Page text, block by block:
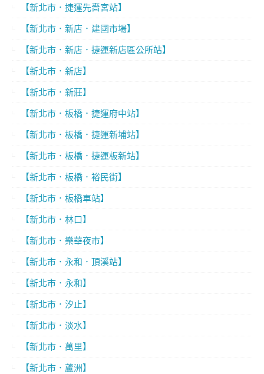
【新北市．捷運先嗇宮站】
【新北市．新店．建國市場】
【新北市．新店．捷運新店區公所站】
【新北市．新店】
【新北市．新莊】
【新北市．板橋．捷運府中站】
【新北市．板橋．捷運新埔站】
【新北市．板橋．捷運板新站】
【新北市．板橋．裕民街】
【新北市．板橋車站】
【新北市．林口】
【新北市．樂華夜市】
【新北市．永和．頂溪站】
【新北市．永和】
【新北市．汐止】
【新北市．淡水】
【新北市．萬里】
【新北市．蘆洲】